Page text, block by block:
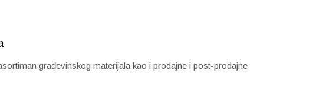
građevinskog materijala kao i prodajne i post-prodajne